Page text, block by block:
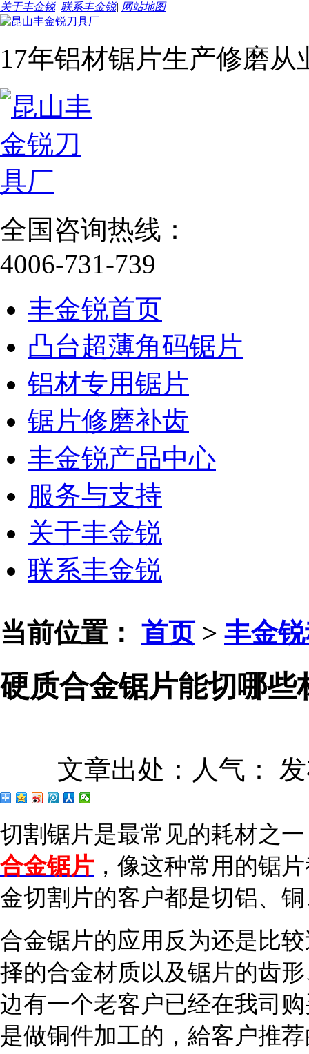
关于丰金锐| 联系丰金锐| 网站地图
17年铝材锯片生产修磨从
全国咨询热线：
4006-731-739
丰金锐首页
凸台超薄角码锯片
铝材专用锯片
锯片修磨补齿
丰金锐产品中心
服务与支持
关于丰金锐
联系丰金锐
当前位置： 首页 > 丰金
硬质合金锯片能切哪些
文章出处： 人气：
切割锯片是最常见的耗材之
合金锯片 ，像这种常用的锯
金切割片的客户都是切铝、
合金锯片的应用反为还是比
择的合金材质以及锯片的齿
边有一个老客户已经在我司
是做铜件加工的，給客户推